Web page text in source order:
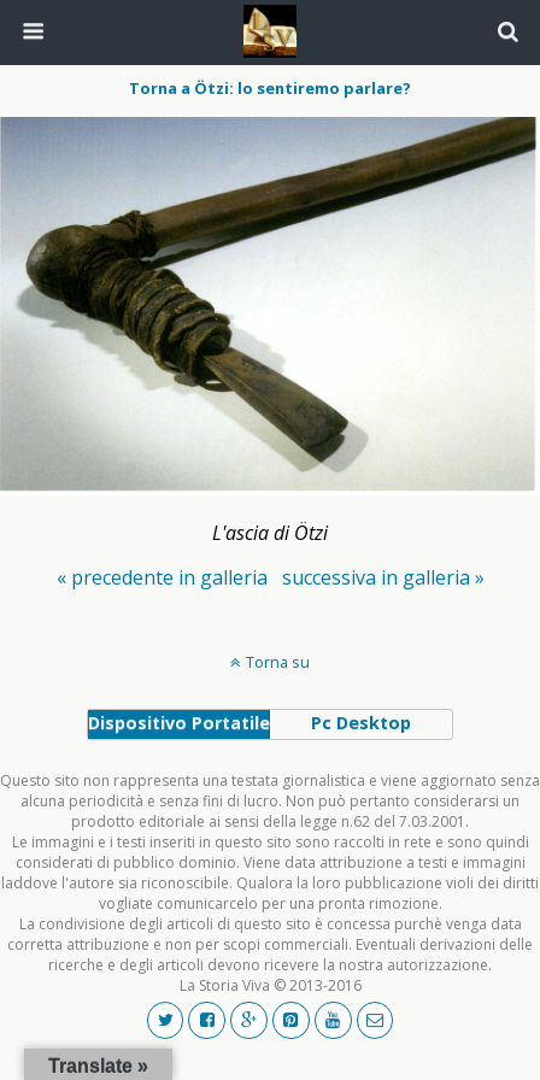
Torna a Ötzi: lo sentiremo parlare?
L'ascia di Ötzi
« precedente in galleria successiva in galleria »
Torna su
Dispositivo Portatile Pc Desktop
Questo sito non rappresenta una testata giornalistica e viene aggiornato senza
alcuna periodicità e senza fini di lucro. Non può pertanto considerarsi un
prodotto editoriale ai sensi della legge n.62 del 7.03.2001.
Le immagini e i testi inseriti in questo sito sono raccolti in rete e sono quindi
considerati di pubblico dominio. Viene data attribuzione a testi e immagini
laddove l'autore sia riconoscibile. Qualora la loro pubblicazione violi dei diritti
vogliate comunicarcelo per una pronta rimozione.
La condivisione degli articoli di questo sito è concessa purchè venga data
corretta attribuzione e non per scopi commerciali. Eventuali derivazioni delle
ricerche e degli articoli devono ricevere la nostra autorizzazione.
La Storia Viva © 2013-2016
Translate »